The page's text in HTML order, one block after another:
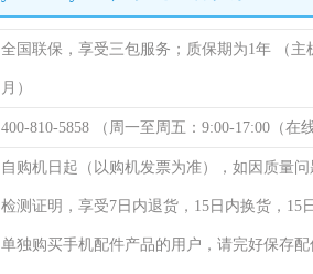
全国联保，享受三包服务；质保期为1年 （
月）
400-810-5858 （周一至周五：9:00-17:00（在
自购机日起（以购机发票为准），如因质量
检测证明，享受7日内退货，15日内换货，
单独购买手机配件产品的用户，请完好保存